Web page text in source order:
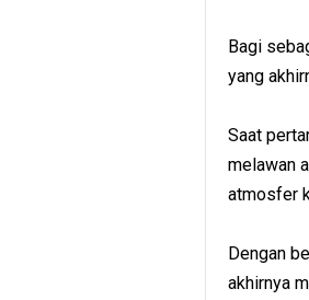
Bagi
yang
Saat
melawan
atmosfer
Dengan
akhirnya